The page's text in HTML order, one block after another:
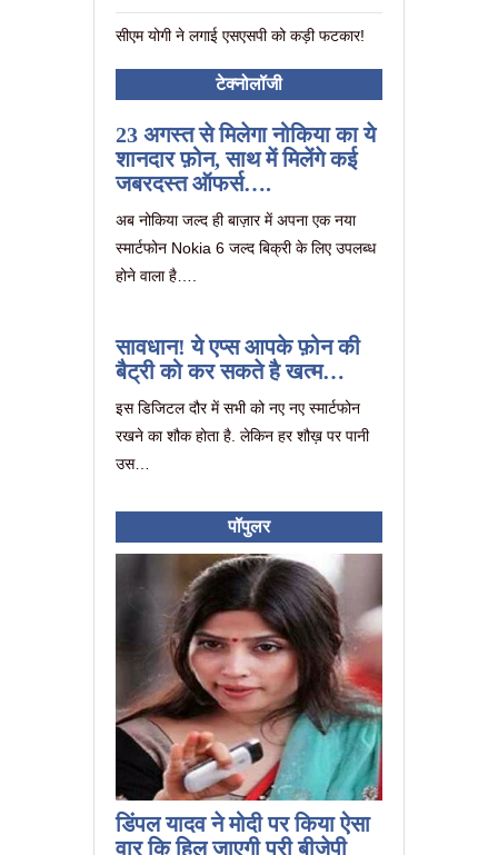
सीएम योगी ने लगाई एसएसपी को कड़ी फटकार!
टेक्नोलॉजी
23 अगस्त से मिलेगा नोकिया का ये
शानदार फ़ोन, साथ में मिलेंगे कई
जबरदस्त ऑफर्स….
अब नोकिया जल्द ही बाज़ार में अपना एक नया
स्मार्टफोन Nokia 6 जल्द बिक्री के लिए उपलब्ध
होने वाला है….
सावधान! ये एप्स आपके फ़ोन की
बैट्री को कर सकते है खत्म…
इस डिजिटल दौर में सभी को नए नए स्मार्टफोन
रखने का शौक होता है. लेकिन हर शौख़ पर पानी
उस…
पॉपुलर
डिंपल यादव ने मोदी पर किया ऐसा
वार कि हिल जाएगी पूरी बीजेपी